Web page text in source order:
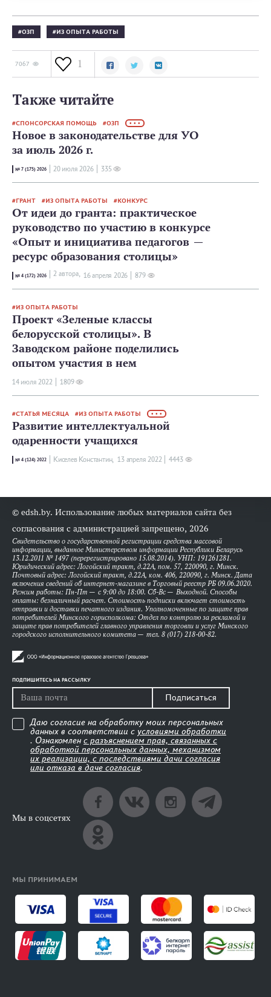
ОЗП ИЗ ОПЫТА РАБОТЫ
7067 1
Также читайте
СПОНСОРСКАЯ ПОМОЩЬ ОЗП • • •
Новое в законодательстве для УО
за июль 2026 г.
№ 7 (175) 2026 20 июля 2026 335
ГРАНТ ИЗ ОПЫТА РАБОТЫ КОНКУРС
От идеи до гранта: практическое
руководство по участию в конкурсе
«Опыт и инициатива педагогов —
ресурс образования столицы»
№ 4 (172) 2026 2 автора, 16 апреля 2026 879
ИЗ ОПЫТА РАБОТЫ
Проект «Зеленые классы
белорусской столицы». В
Заводском районе поделились
опытом участия в нем
14 июля 2022 1809
СТАТЬЯ МЕСЯЦА ИЗ ОПЫТА РАБОТЫ • • •
Развитие интеллектуальной
одаренности учащихся
№ 4 (124) 2022 Киселев Константин, 13 апреля 2022 4443
© edsh.by. Использование любых материалов сайта без
согласования с администрацией запрещено, 2026
Свидетельство о государственной регистрации средства массовой
информации, выданное Министерством информации Республики Беларусь
13.12.2011 № 1497 (перерегистрировано 15.08.2014). УНП: 191261281.
Юридический адрес: Логойский тракт, д.22А, пом. 57, 220090, г. Минск.
Почтовый адрес: Логойский тракт, д.22А, ком. 406, 220090, г. Минск. Дата
включения сведений об интернет-магазине в Торговый реестр РБ 09.06.2020.
Режим работы: Пн-Пт — с 9:00 до 18:00. Сб-Вс — Выходной. Способы
оплаты: безналичный расчет. Стоимость подписки включает стоимость
отправки и доставки печатного издания. Уполномоченные по защите прав
потребителей Минского горисполкома: Отдел по контролю за рекламой и
защите прав потребителей главного управления торговли и услуг Минского
городского исполнительного комитета — тел. 8 (017) 218-00-82.
ПОДПИШИТЕСЬ НА РАССЫЛКУ
Подписаться
Даю согласие на обработку моих персональных
данных в соответствии с условиями обработки
. Ознакомлен с разъяснением прав, связанных с
обработкой персональных данных, механизмом
их реализации, с последствиями дачи согласия
или отказа в даче согласия.
Мы в соцсетях
МЫ ПРИНИМАЕМ